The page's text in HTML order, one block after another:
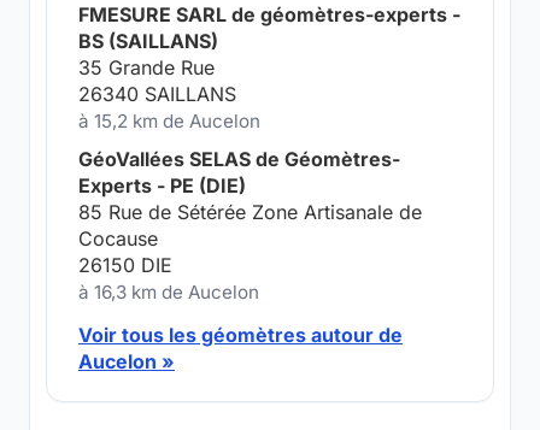
FMESURE SARL de géomètres-experts -
BS (SAILLANS)
35 Grande Rue
26340 SAILLANS
à 15,2 km de Aucelon
GéoVallées SELAS de Géomètres-
Experts - PE (DIE)
85 Rue de Sétérée Zone Artisanale de
Cocause
26150 DIE
à 16,3 km de Aucelon
Voir tous les géomètres autour de
Aucelon »